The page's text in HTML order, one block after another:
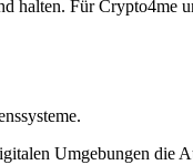
Für Crypto4me
Umgebungen die